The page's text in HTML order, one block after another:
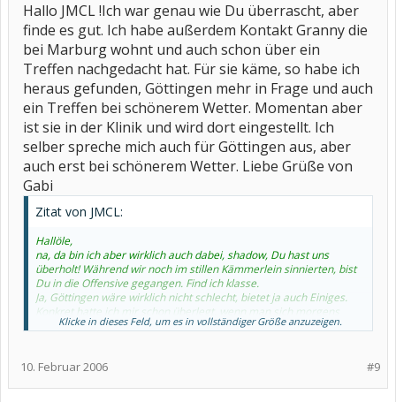
Hallo JMCL !Ich war genau wie Du überrascht, aber
finde es gut. Ich habe außerdem Kontakt Granny die
bei Marburg wohnt und auch schon über ein
Treffen nachgedacht hat. Für sie käme, so habe ich
heraus gefunden, Göttingen mehr in Frage und auch
ein Treffen bei schönerem Wetter. Momentan aber
ist sie in der Klinik und wird dort eingestellt. Ich
selber spreche mich auch für Göttingen aus, aber
auch erst bei schönerem Wetter. Liebe Grüße von
Gabi
Zitat von JMCL:
Hallöle,
na, da bin ich aber wirklich auch dabei, shadow, Du hast uns
überholt! Während wir noch im stillen Kämmerlein sinnierten, bist
Du in die Offensive gegangen. Find ich klasse.
Ja, Göttingen wäre wirklich nicht schlecht, bietet ja auch Einiges.
Konkret hatte ich mir schon überlegt, wenn man sich morgens
treffen würde, könnte man vielleicht u.a. eine Führung gemeinsam
Vorschläge zur Gestaltung zu bitten und darum, worauf der
Klicke in dieses Feld, um es in vollständiger Größe anzuzeigen.
#9
10. Februar 2006